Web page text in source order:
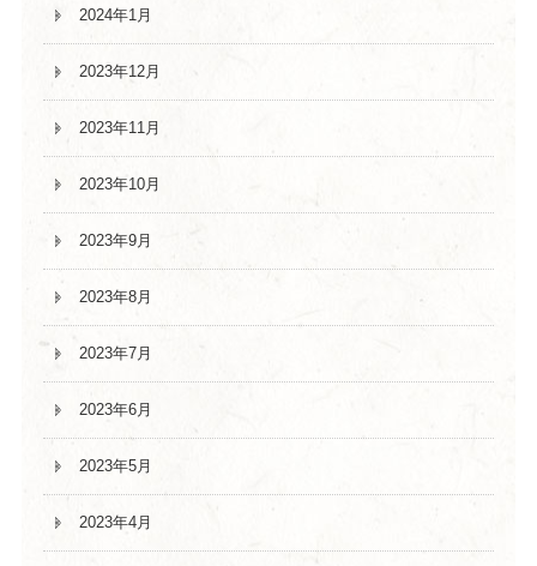
2024年1月
2023年12月
2023年11月
2023年10月
2023年9月
2023年8月
2023年7月
2023年6月
2023年5月
2023年4月